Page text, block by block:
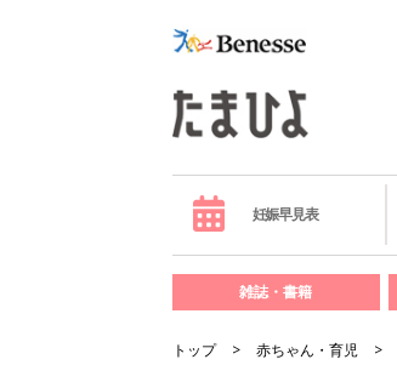
妊娠早見表
雑誌・書籍
トップ 赤ちゃん・育児